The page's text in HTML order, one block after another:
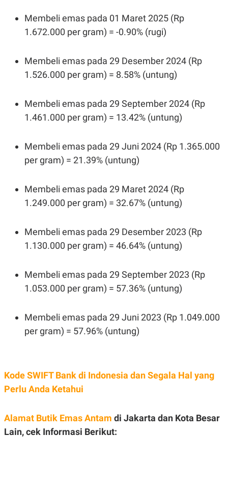
Membeli emas pada 01 Maret 2025 (Rp
1.672.000 per gram) = -0.90% (rugi)
Membeli emas pada 29 Desember 2024 (Rp
1.526.000 per gram) = 8.58% (untung)
Membeli emas pada 29 September 2024 (Rp
1.461.000 per gram) = 13.42% (untung)
Membeli emas pada 29 Juni 2024 (Rp 1.365.000
per gram) = 21.39% (untung)
Membeli emas pada 29 Maret 2024 (Rp
1.249.000 per gram) = 32.67% (untung)
Membeli emas pada 29 Desember 2023 (Rp
1.130.000 per gram) = 46.64% (untung)
Membeli emas pada 29 September 2023 (Rp
1.053.000 per gram) = 57.36% (untung)
Membeli emas pada 29 Juni 2023 (Rp 1.049.000
per gram) = 57.96% (untung)
Kode SWIFT Bank di Indonesia dan Segala Hal yang
Perlu Anda Ketahui
Alamat Butik Emas Antam di Jakarta dan Kota Besar
Lain, cek Informasi Berikut: